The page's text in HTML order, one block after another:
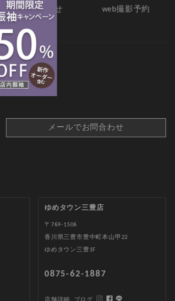
お問合せ web撮影予約
メールでお問合わせ
ゆめタウン三豊店
〒769-1506
香川県三豊市豊中町本山甲22
ゆめタウン三豊1F
0875-62-1887